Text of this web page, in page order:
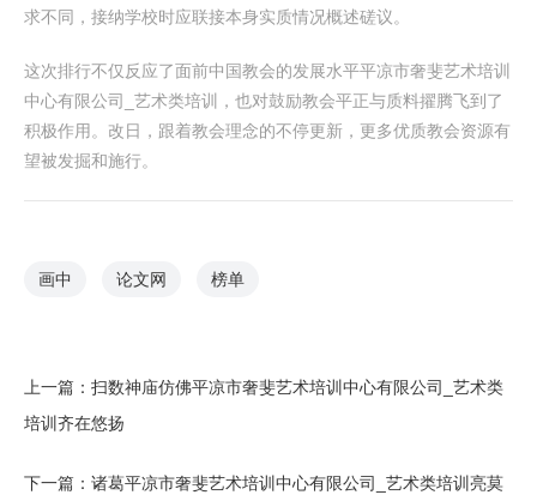
求不同，接纳学校时应联接本身实质情况概述磋议。
这次排行不仅反应了面前中国教会的发展水平平凉市奢斐艺术培训
中心有限公司_艺术类培训，也对鼓励教会平正与质料擢腾飞到了
积极作用。改日，跟着教会理念的不停更新，更多优质教会资源有
望被发掘和施行。
画中 论文网 榜单
上一篇： 扫数神庙仿佛平凉市奢斐艺术培训中心有限公司_艺术类
培训齐在悠扬
下一篇： 诸葛平凉市奢斐艺术培训中心有限公司_艺术类培训亮莫